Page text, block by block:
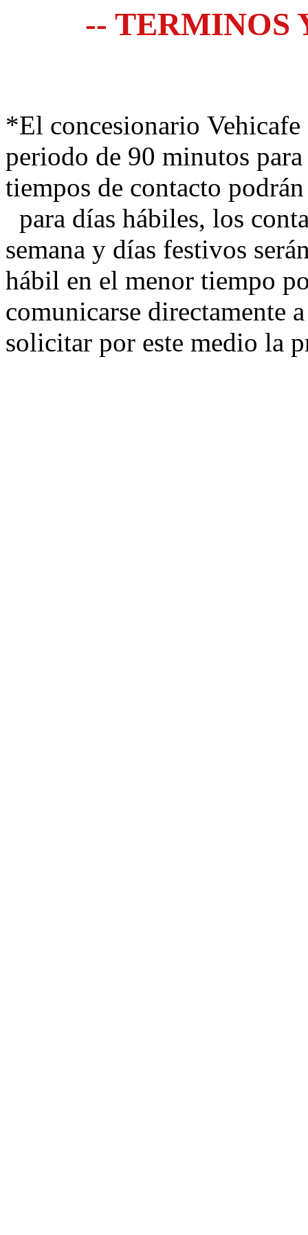
-- TERMINOS
*El concesionario Vehicafe
periodo de 90 minutos
tiempos de contacto
para días hábiles, los
semana y días festivos
hábil en el menor tiempo
comunicarse directamente
solicitar por este medio la